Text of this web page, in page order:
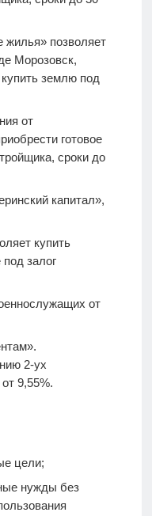
жилья» позволяет
Морозовск,
землю под
от
готовое
сроки до
капитал»,
купить
залог
от
2-ух
9,55%.
цели;
нужды без